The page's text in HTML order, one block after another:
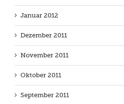
Januar 2012
Dezember 2011
November 2011
Oktober 2011
September 2011